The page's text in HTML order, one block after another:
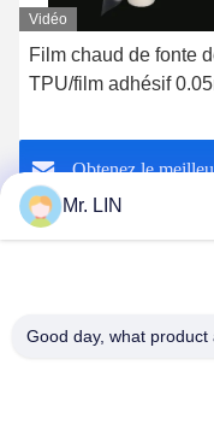
Vidéo
Film chaud de fonte
TPU/film adhésif
POTENTIEL
D'EXPLOSION pour
labels de vêtement
Obtenez le
Guangdong
Mr. LIN
Good day, what